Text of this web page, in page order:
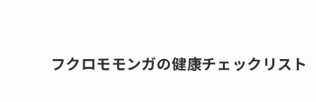
フクロモモンガの健康チェックリスト